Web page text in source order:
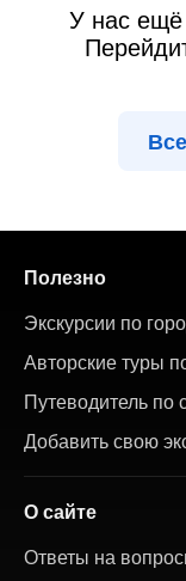
У нас ещё
Полезно
Экскурсии по
Авторские туры
Путеводитель по
Добавить свою
О сайте
Ответы на